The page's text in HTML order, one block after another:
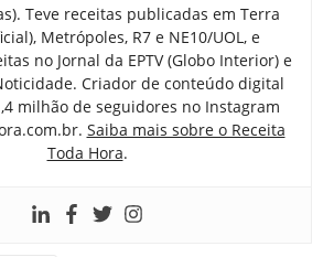
Teve receitas publicadas em Terra
Metrópoles, R7 e NE10/UOL, e
no Jornal da EPTV (Globo Interior) e
Criador de conteúdo digital
milhão de seguidores no Instagram
Saiba mais sobre o Receita
Toda Hora.